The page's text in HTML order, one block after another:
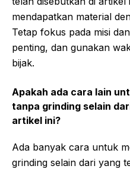
mendapatkan material
Tetap fokus pada misi
penting, dan gunakan
bijak.
Apakah ada cara lain
tanpa grinding selain
artikel ini?
Ada banyak cara untuk
grinding selain dari yang